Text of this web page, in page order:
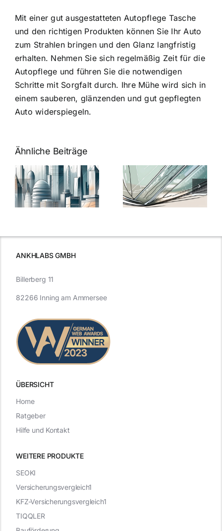
Mit einer gut ausgestatteten Autopflege Tasche
und den richtigen Produkten können Sie Ihr Auto
zum Strahlen bringen und den Glanz langfristig
erhalten. Nehmen Sie sich regelmäßig Zeit für die
Autopflege und führen Sie die notwendigen
Schritte mit Sorgfalt durch. Ihre Mühe wird sich in
einem sauberen, glänzenden und gut gepflegten
Auto widerspiegeln.
Ähnliche Beiträge
5 Gründe,
warum
Nanoversiegelung
auf Glas
7
Expertentipps
für maximale
ANKHLABS GMBH
ÜBERSICHT
WEITERE PRODUKTE
Billerberg 11
82266 Inning am Ammersee
SEOKI
Versicherungsvergleich1
KFZ-Versicherungsvergleich1
TIQQLER
Home
Ratgeber
Hilfe und Kontakt